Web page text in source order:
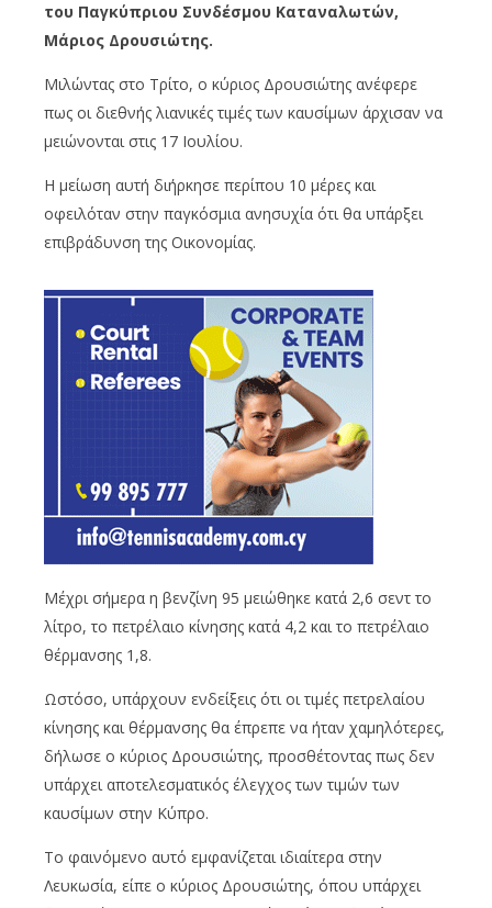
του Παγκύπριου Συνδέσμου Καταναλωτών,
Μάριος Δρουσιώτης.
Μιλώντας στο Τρίτο, ο κύριος Δρουσιώτης ανέφερε
πως οι διεθνής λιανικές τιμές των καυσίμων άρχισαν να
μειώνονται στις 17 Ιουλίου.
Η μείωση αυτή διήρκησε περίπου 10 μέρες και
οφειλόταν στην παγκόσμια ανησυχία ότι θα υπάρξει
επιβράδυνση της Οικονομίας.
Μέχρι σήμερα η βενζίνη 95 μειώθηκε κατά 2,6 σεντ το
λίτρο, το πετρέλαιο κίνησης κατά 4,2 και το πετρέλαιο
θέρμανσης 1,8.
Ωστόσο, υπάρχουν ενδείξεις ότι οι τιμές πετρελαίου
κίνησης και θέρμανσης θα έπρεπε να ήταν χαμηλότερες,
δήλωσε ο κύριος Δρουσιώτης, προσθέτοντας πως δεν
υπάρχει αποτελεσματικός έλεγχος των τιμών των
καυσίμων στην Κύπρο.
Το φαινόμενο αυτό εμφανίζεται ιδιαίτερα στην
Λευκωσία, είπε ο κύριος Δρουσιώτης, όπου υπάρχει